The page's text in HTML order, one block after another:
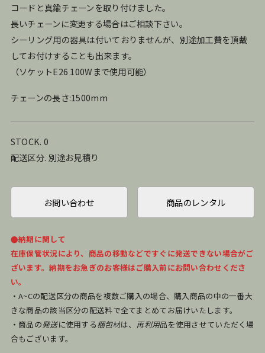
コードと真鍮チェーンを取り付けました。
長いチェーンに変更する場合はご相談下さい。
シーリング用の器具は付いておりませんが、別途加工費を頂戴
してお付けすることも出来ます。
（ソケットE26 100Wまで使用可能）
チェーンの長さ:1500mm
STOCK. 0
配送区分. 別途お見積り
お問い合わせ 商品のレンタル
●納期に関して
在庫保管状況により、商品の移動などですぐに発送できない場合がご
ざいます。納期をお急ぎのお客様はご購入前にお問い合わせくださ
い。
・A~Cの配送区分の商品を複数ご購入の場合、購入商品の中の一番大
きな商品の該当区分の配送料で全てまとめてお届けいたします。
・商品の発送に使用する梱包材は、 再利用品を使用させていただく場
合もございます。